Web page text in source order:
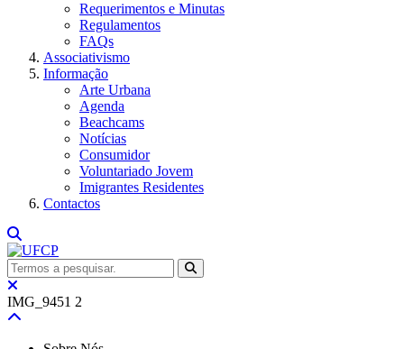
Requerimentos e Minutas
Regulamentos
FAQs
Associativismo
Informação
Arte Urbana
Agenda
Beachcams
Notícias
Consumidor
Voluntariado Jovem
Imigrantes Residentes
Contactos
IMG_9451 2